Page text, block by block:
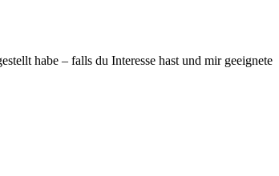
habe – falls du Interesse hast und mir geeignete